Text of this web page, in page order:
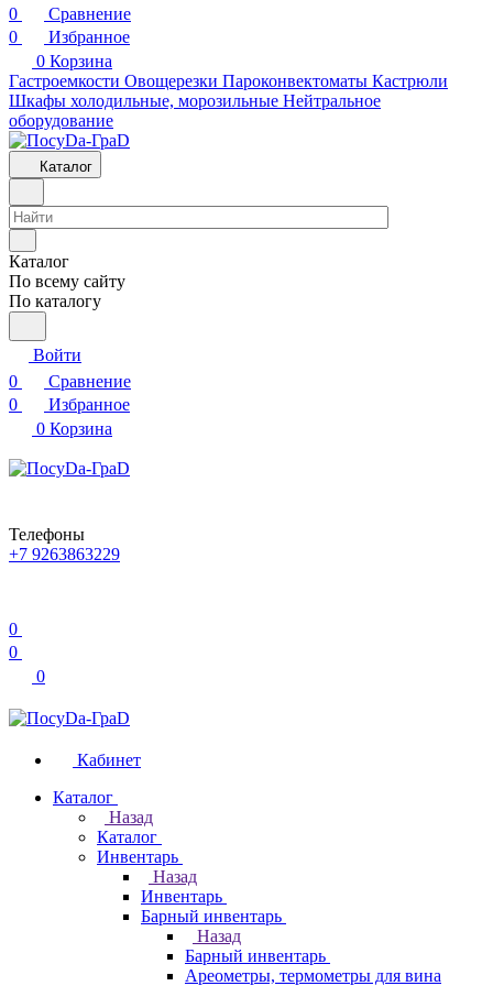
0
Сравнение
0
Избранное
0 Корзина
Гастроемкости Овощерезки Пароконвектоматы Кастрюли
Шкафы холодильные, морозильные Нейтральное
оборудование
Каталог
Каталог
По всему сайту
По каталогу
Войти
0
Сравнение
0
Избранное
0 Корзина
Телефоны
+7 9263863229
0
0
0
Кабинет
Каталог
Назад
Каталог
Инвентарь
Назад
Инвентарь
Барный инвентарь
Назад
Барный инвентарь
Ареометры, термометры для вина